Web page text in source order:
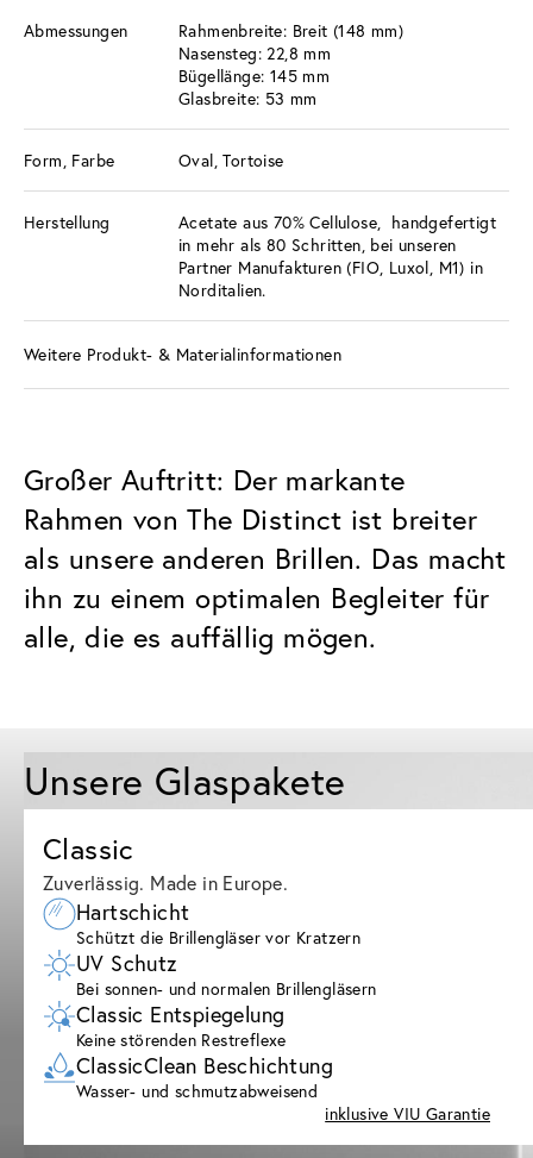
Abmessungen
Rahmenbreite: Breit (148 mm)
Nasensteg: 22,8 mm
Bügellänge: 145 mm
Glasbreite: 53 mm
Form, Farbe Oval, Tortoise
Herstellung
Acetate aus 70% Cellulose, handgefertigt
in mehr als 80 Schritten, bei unseren
Partner Manufakturen (FIO, Luxol, M1) in
Norditalien.
Weitere Produkt- & Materialinformationen
Großer Auftritt: Der markante
Rahmen von The Distinct ist breiter
als unsere anderen Brillen. Das macht
ihn zu einem optimalen Begleiter für
alle, die es auffällig mögen.
Unsere Glaspakete
Classic
Zuverlässig. Made in Europe.
Hartschicht
Schützt die Brillengläser vor Kratzern
UV Schutz
Bei sonnen- und normalen Brillengläsern
Classic Entspiegelung
Keine störenden Restreflexe
ClassicClean Beschichtung
Wasser- und schmutzabweisend
inklusive VIU Garantie